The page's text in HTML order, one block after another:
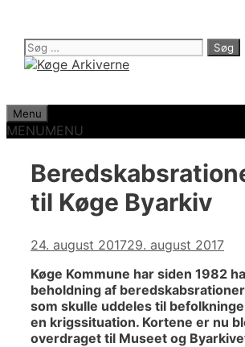
indhold
Søg
efter:
Menu
MENUMENU
til Køge Byarkiv
24. august 201729. august 2017
Køge Kommune har siden 1982
beholdning af
som skulle uddeles til
en krigssituation. Kortene er nu
overdraget til Museet og